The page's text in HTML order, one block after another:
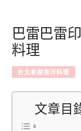
巴雷巴雷
料理
台北泰越南洋料理
文章目